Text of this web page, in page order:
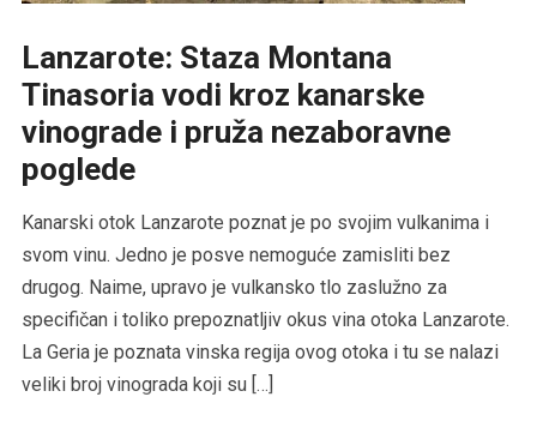
Lanzarote: Staza Montana
Tinasoria vodi kroz kanarske
vinograde i pruža nezaboravne
poglede
Kanarski otok Lanzarote poznat je po svojim vulkanima i
svom vinu. Jedno je posve nemoguće zamisliti bez
drugog. Naime, upravo je vulkansko tlo zaslužno za
specifičan i toliko prepoznatljiv okus vina otoka Lanzarote.
La Geria je poznata vinska regija ovog otoka i tu se nalazi
veliki broj vinograda koji su […]